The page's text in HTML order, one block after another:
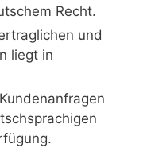
Recht.
und
liegt in